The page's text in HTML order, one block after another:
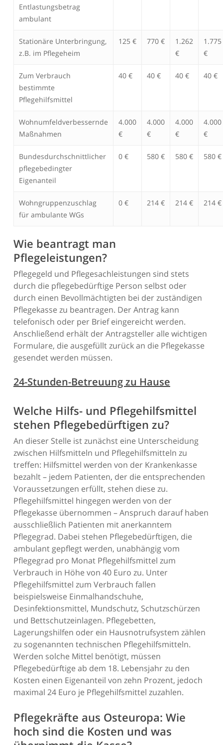
Entlastungsbetrag
ambulant
Stationäre Unterbringung,
z.B. im Pflegeheim
125 € 770 €
1.262
€
1.775
€
Zum Verbrauch
bestimmte
Pflegehilfsmittel
40 € 40 € 40 € 40 €
Wohnumfeldverbessernde
Maßnahmen
4.000
€
4.000
€
4.000
€
4.000
€
Bundesdurchschnittlicher
pflegebedingter
Eigenanteil
0 € 580 € 580 € 580 €
Wohngruppenzuschlag
für ambulante WGs
0 € 214 € 214 € 214 €
Wie beantragt man
Pflegeleistungen?
Pflegegeld und Pflegesachleistungen sind stets
durch die pflegebedürftige Person selbst oder
durch einen Bevollmächtigten bei der zuständigen
Pflegekasse zu beantragen. Der Antrag kann
telefonisch oder per Brief eingereicht werden.
Anschließend erhält der Antragsteller alle wichtigen
Formulare, die ausgefüllt zurück an die Pflegekasse
gesendet werden müssen.
24-Stunden-Betreuung zu Hause
Welche Hilfs- und Pflegehilfsmittel
stehen Pflegebedürftigen zu?
An dieser Stelle ist zunächst eine Unterscheidung
zwischen Hilfsmitteln und Pflegehilfsmitteln zu
treffen: Hilfsmittel werden von der Krankenkasse
bezahlt – jedem Patienten, der die entsprechenden
Voraussetzungen erfüllt, stehen diese zu.
Pflegehilfsmittel hingegen werden von der
Pflegekasse übernommen – Anspruch darauf haben
ausschließlich Patienten mit anerkanntem
Pflegegrad. Dabei stehen Pflegebedürftigen, die
ambulant gepflegt werden, unabhängig vom
Pflegegrad pro Monat Pflegehilfsmittel zum
Verbrauch in Höhe von 40 Euro zu. Unter
Pflegehilfsmittel zum Verbrauch fallen
beispielsweise Einmalhandschuhe,
Desinfektionsmittel, Mundschutz, Schutzschürzen
und Bettschutzeinlagen. Pflegebetten,
Lagerungshilfen oder ein Hausnotrufsystem zählen
zu sogenannten technischen Pflegehilfsmitteln.
Werden solche Mittel benötigt, müssen
Pflegebedürftige ab dem 18. Lebensjahr zu den
Kosten einen Eigenanteil von zehn Prozent, jedoch
maximal 24 Euro je Pflegehilfsmittel zuzahlen.
Pflegekräfte aus Osteuropa: Wie
hoch sind die Kosten und was